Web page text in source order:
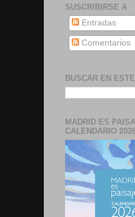
SUSCRIBIRSE A
Entradas
Comentarios
BUSCAR EN
MADRID ES
CALENDARIO